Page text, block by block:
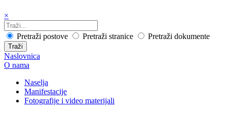
×
Pretraži postove Pretraži stranice Pretraži dokumente
Traži
Naslovnica
O nama
Naselja
Manifestacije
Fotografije i video materijali